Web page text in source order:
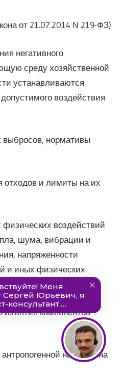
от 21.07.2014 N 219-ФЗ)
негативного
среду хозяйственной
устанавливаются
воздействия
нормативы
отходов и лимиты на их
воздействий
шума, вибрации и
напряженности
и иных физических
изъятия компонентов
нагрузки на